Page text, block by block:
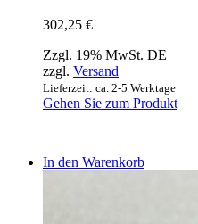
302,25 €
Zzgl. 19% MwSt. DE
zzgl. Versand
Lieferzeit: ca. 2-5 Werktage
Gehen Sie zum Produkt
In den Warenkorb